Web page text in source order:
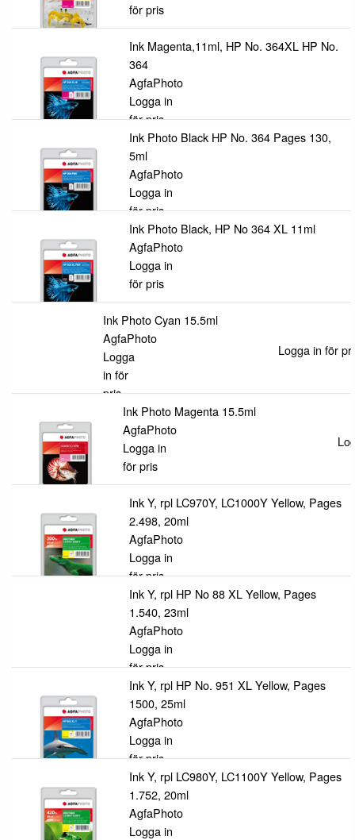
för pris
Ink Magenta,11ml, HP No. 364XL HP No.
364
AgfaPhoto
Logga in
för pris
Ink Photo Black HP No. 364 Pages 130,
5ml
AgfaPhoto
Logga in
för pris
Ink Photo Black, HP No 364 XL 11ml
AgfaPhoto
Logga in
för pris
Ink Photo Cyan 15.5ml
AgfaPhoto
Logga
in för
pris
Logga in för
Ink Photo Magenta 15.5ml
AgfaPhoto
Logga in
för pris
Ink Y, rpl LC970Y, LC1000Y Yellow, Pages
2.498, 20ml
AgfaPhoto
Logga in
för pris
Ink Y, rpl HP No 88 XL Yellow, Pages
1.540, 23ml
AgfaPhoto
Logga in
för pris
Ink Y, rpl HP No. 951 XL Yellow, Pages
1500, 25ml
AgfaPhoto
Logga in
för pris
Ink Y, rpl LC980Y, LC1100Y Yellow, Pages
1.752, 20ml
AgfaPhoto
Logga in